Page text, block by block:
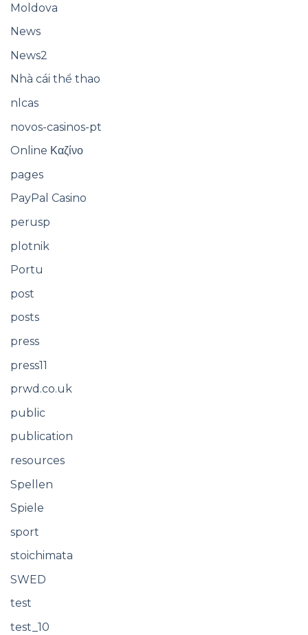
Moldova
News
News2
Nhà cái thể thao
nlcas
novos-casinos-pt
Online Καζίνο
pages
PayPal Casino
perusp
plotnik
Portu
post
posts
press
press11
prwd.co.uk
public
publication
resources
Spellen
Spiele
sport
stoichimata
SWED
test
test_10